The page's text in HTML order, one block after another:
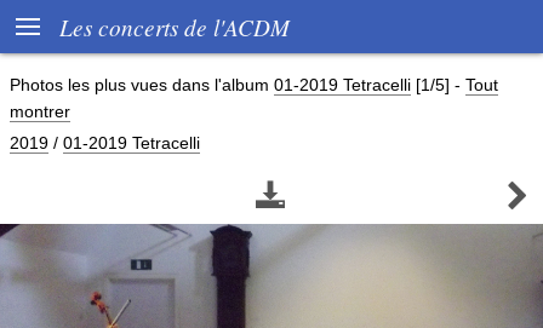
 Les concerts de l'ACDM
Photos les plus vues dans l'album 01-2019 Tetracelli [1/5] - Tout
montrer
2019 / 01-2019 Tetracelli
 